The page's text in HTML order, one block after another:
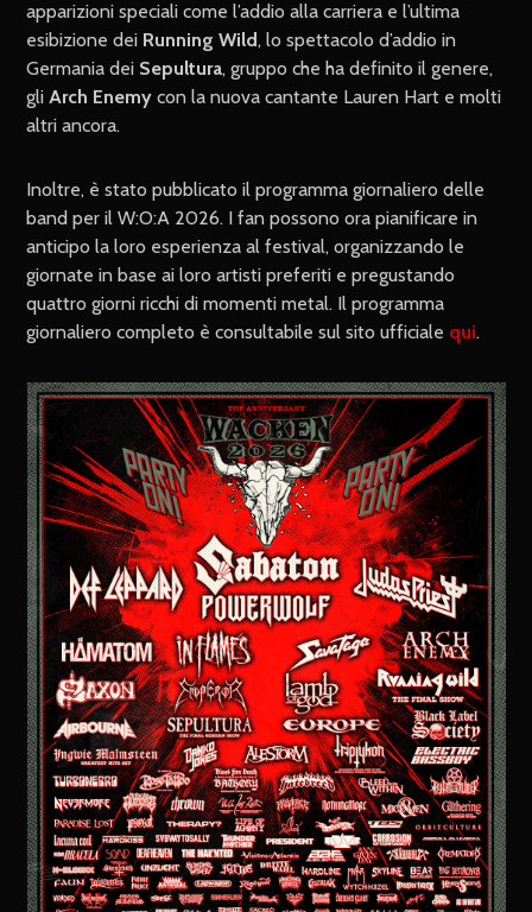
apparizioni speciali come l’addio alla carriera e l’ultima
esibizione dei Running Wild, lo spettacolo d’addio in
Germania dei Sepultura, gruppo che ha definito il genere,
gliArch Enemy con la nuova cantante Lauren Hart e molti
altri ancora.
Inoltre, è stato pubblicato il programma giornaliero delle
band per il W:O:A 2026. I fan possono ora pianificare in
anticipo la loro esperienza al festival, organizzando le
giornate in base ai loro artisti preferiti e pregustando
quattro giorni ricchi di momenti metal. Il programma
giornaliero completo è consultabile sul sito ufficiale qui.